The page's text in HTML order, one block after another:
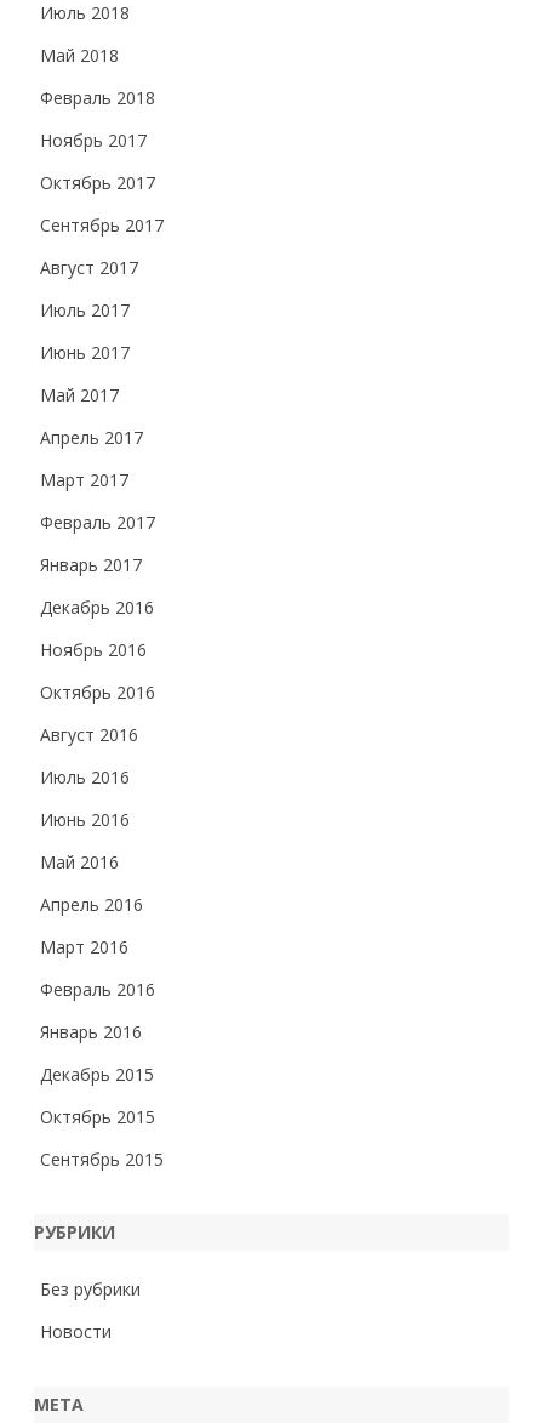
Июль 2018
Май 2018
Февраль 2018
Ноябрь 2017
Октябрь 2017
Сентябрь 2017
Август 2017
Июль 2017
Июнь 2017
Май 2017
Апрель 2017
Март 2017
Февраль 2017
Январь 2017
Декабрь 2016
Ноябрь 2016
Октябрь 2016
Август 2016
Июль 2016
Июнь 2016
Май 2016
Апрель 2016
Март 2016
Февраль 2016
Январь 2016
Декабрь 2015
Октябрь 2015
Сентябрь 2015
РУБРИКИ
Без рубрики
Новости
МЕТА